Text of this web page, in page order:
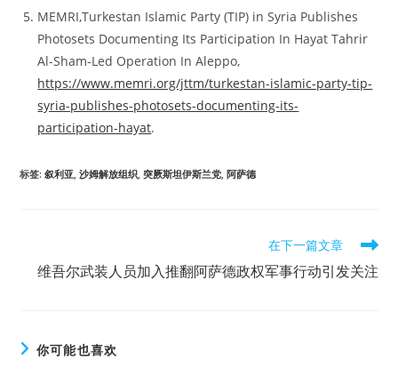
MEMRI,Turkestan Islamic Party (TIP) in Syria Publishes
Photosets Documenting Its Participation In Hayat Tahrir
Al-Sham-Led Operation In Aleppo,
https://www.memri.org/jttm/turkestan-islamic-party-tip-
syria-publishes-photosets-documenting-its-
participation-hayat.
标签:叙利亚 沙姆解放组织 突厥斯坦伊斯兰党 阿萨德
more
articles
在下一篇文章
维吾尔武装人员加入推翻阿萨德政权军事行动引发关注
你可能也喜欢